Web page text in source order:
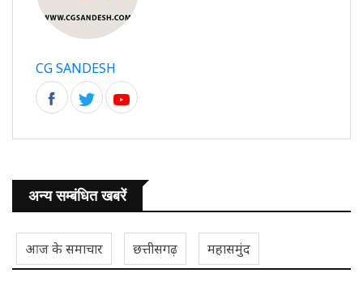
CG SANDESH
अन्य सम्बंधित खबरें
आज के समाचार छत्तीसगढ़ महासमुंद